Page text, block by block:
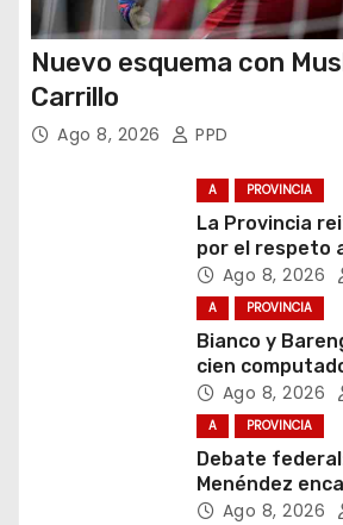
Nuevo esquema con
Carrillo
Ago 8, 2026 PPD
A PROVINCIA
La Provincia
por el respeto
Ago 8, 2026
A PROVINCIA
Bianco y
cien
Igualdad
Ago 8, 2026
A PROVINCIA
Debate
Menéndez
Asamblea del
Ago 8, 2026